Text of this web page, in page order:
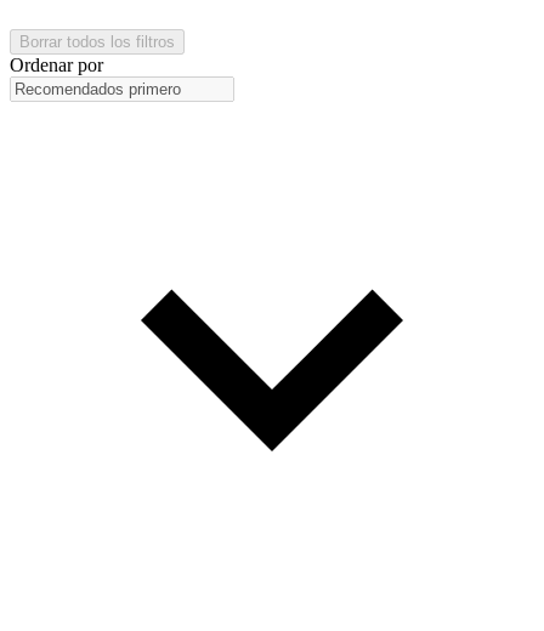
Borrar todos los filtros
Ordenar por